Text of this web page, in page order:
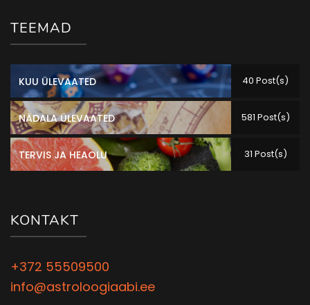
TEEMAD
KUU ÜLEVAATED 40 Post(s)
NÄDALA ÜLEVAATED 581 Post(s)
TERVIS JA HEAOLU 31 Post(s)
KONTAKT
+372 55509500
info@astroloogiaabi.ee